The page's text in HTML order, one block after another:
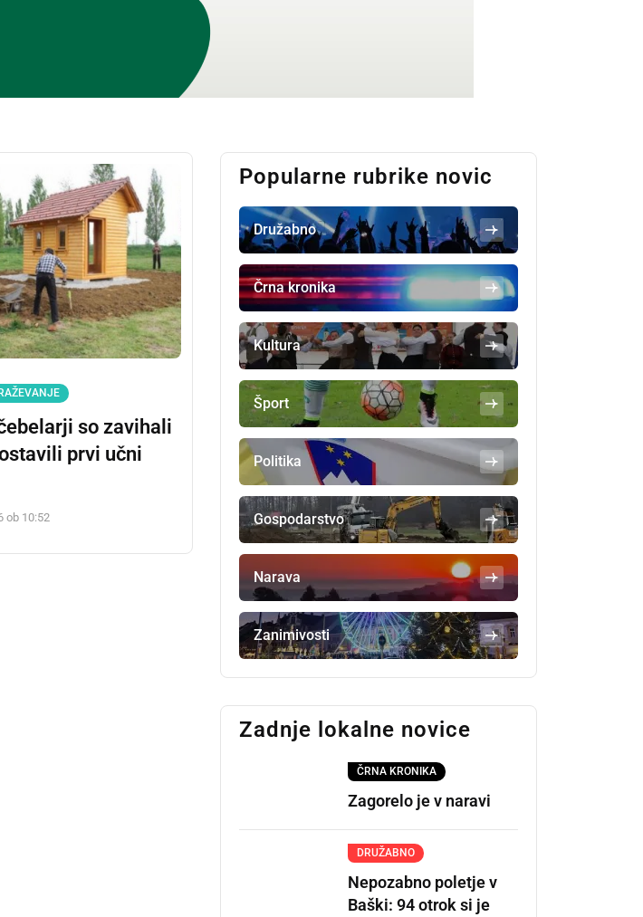
so zavihali
prvi učni
ob 10:52
Popularne rubrike novic
Družabno
Črna kronika
Kultura
Šport
Politika
Gospodarstvo
Narava
Zanimivosti
Zadnje lokalne novice
ČRNA KRONIKA
Zagorelo je v naravi
DRUŽABNO
Nepozabno poletje v
Baški: 94 otrok si je